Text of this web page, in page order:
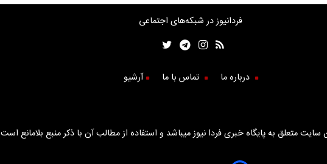
فردانیوز در شبکه‌های اجتماعی
درباره ما تماس با ما آرشیو
متعلق به پایگاه خبری فردا نیوز میباشد و استفاده از مطالب آن با ذکر منبع بلامانع است